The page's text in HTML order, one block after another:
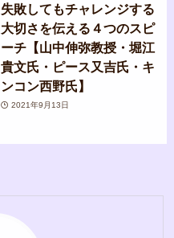
失敗してもチャレンジする
大切さを伝える４つのスピ
ーチ【山中伸弥教授・堀江
貴文氏・ピース又吉氏・キ
ンコン西野氏】
2021年9月13日